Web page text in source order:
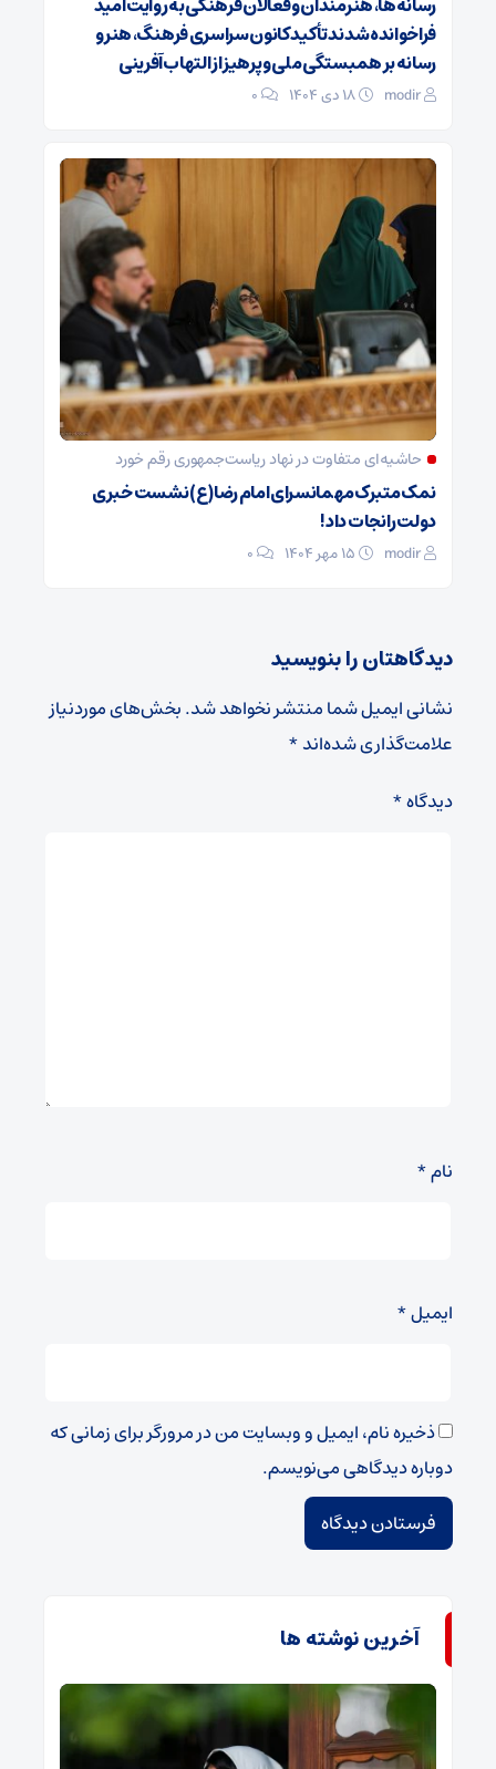
فراخوانده شدند تأکید کانون سراسری فرهنگ، هنر و
رسانه بر همبستگی ملی و پرهیز از التهاب‌آفرینی
modir
0
حاشیه‌ای متفاوت در نهاد ریاست‌جمهوری رقم خورد
نمک متبرک مهمانسرای امام رضا(ع) نشست خبری
دولت را نجات داد!
modir
0
دیدگاهتان را بنویسید
نشانی ایمیل شما منتشر نخواهد شد.بخش‌های موردنیاز
علامت‌گذاری شده‌اند*
دیدگاه*
نام*
ایمیل*
ذخیره نام، ایمیل و وبسایت من در مرورگر برای زمانی که
دوباره دیدگاهی می‌نویسم.
آخرین نوشته ها